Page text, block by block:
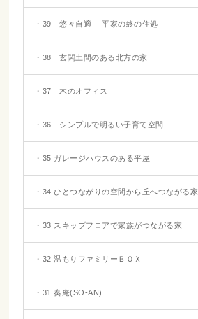
・39 悠々自適 平家の終の住処
・38 玄関土間のある北方の家
・37 木のオフィス
・36 シンプルで明るい子育て空間
・35 ガレージハウスのある平屋
・34 ひとつながりの空間から丘へつながる家
・33 スキップフロアで家族がつながる家
・32 温もりファミリーＢＯＸ
・31 奏庵(SO-AN)